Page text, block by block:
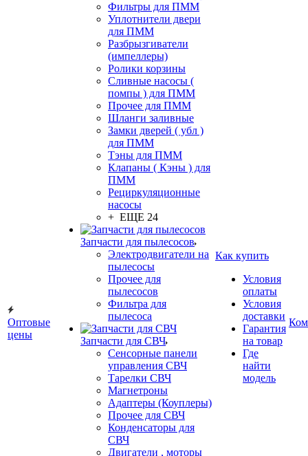
Оптовые
цены
Фильтры для ПММ
Уплотнители двери
для ПММ
Разбрызгиватели
(импеллеры)
Ролики корзины
Сливные насосы (
помпы ) для ПММ
Прочее для ПММ
Шланги заливные
Замки дверей ( убл )
для ПММ
Тэны для ПММ
Клапаны ( Кэны ) для
ПММ
Рециркуляционные
насосы
+ ЕЩЕ 24
Запчасти для пылесосов
Электродвигатели на
пылесосы
Прочее для
пылесосов
Фильтра для
пылесоса
Запчасти для СВЧ
Сенсорные панели
управления СВЧ
Тарелки СВЧ
Магнетроны
Адаптеры (Коуплеры)
Прочее для СВЧ
Конденсаторы для
СВЧ
Двигатели , моторы
Как купить
Условия
оплаты
Условия
доставки
Гарантия
на товар
Где
найти
модель